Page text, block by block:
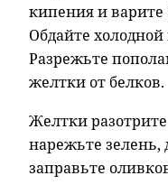
кипения и варите
Обдайте
Разрежьте
желтки от белков.
Желтки
нарежьте зелень,
заправьте